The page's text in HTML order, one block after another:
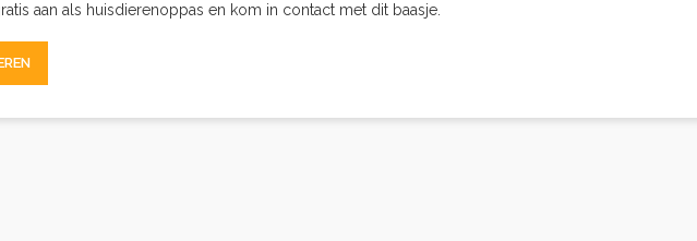
aan als huisdierenoppas en kom in contact met dit baasje.